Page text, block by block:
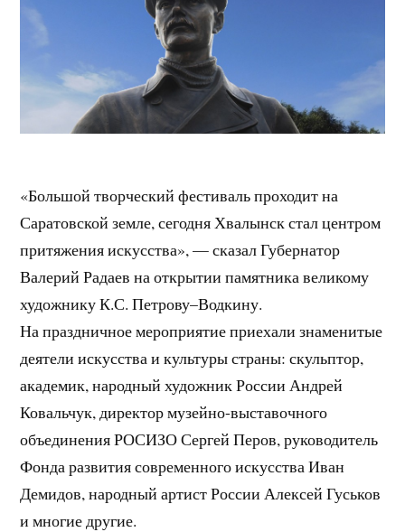
«Большой творческий фестиваль проходит на
Саратовской земле, сегодня Хвалынск стал центром
притяжения искусства», — сказал Губернатор
Валерий Радаев на открытии памятника великому
художнику К.С. Петрову–Водкину.
На праздничное мероприятие приехали знаменитые
деятели искусства и культуры страны: скульптор,
академик, народный художник России Андрей
Ковальчук, директор музейно-выставочного
объединения РОСИЗО Сергей Перов, руководитель
Фонда развития современного искусства Иван
Демидов, народный артист России Алексей Гуськов
и многие другие.